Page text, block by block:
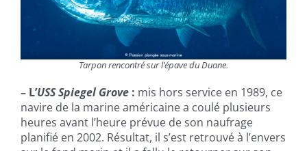
Tarpon rencontré sur l’épave du Duane.
– L’USS Spiegel Grove : mis hors service en 1989, ce
navire de la marine américaine a coulé plusieurs
heures avant l’heure prévue de son naufrage
planifié en 2002. Résultat, il s’est retrouvé à l’envers